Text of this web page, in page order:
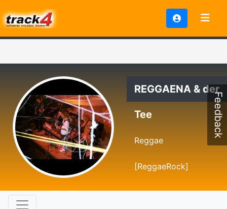
REGGAENA & der
Tee
Reggae
[ReggaeRock]
Feedback